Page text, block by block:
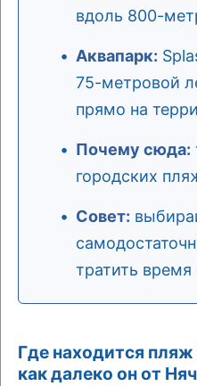
вдоль 800-
Аквапарк:
75-метровой
прямо на
Почему сюда:
городских
Совет:
тратить время
Где находится
как далеко он от